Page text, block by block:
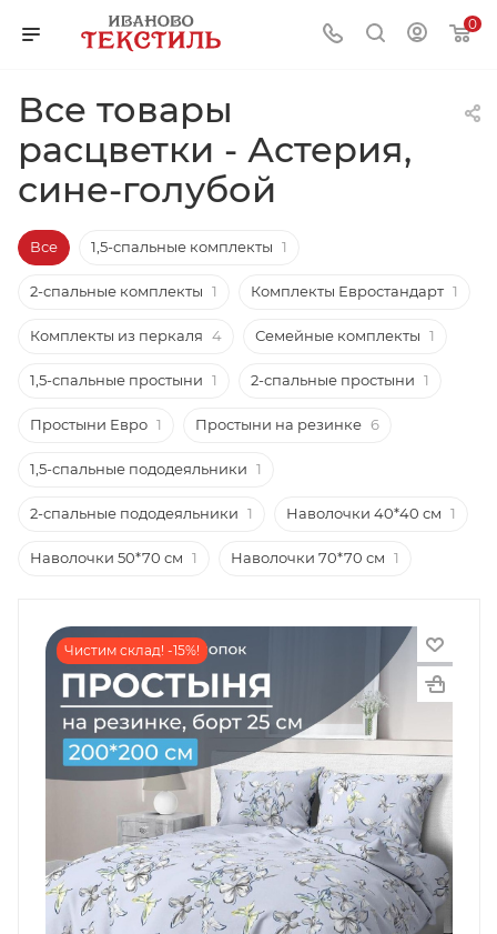
0
Все товары
расцветки - Астерия,
сине-голубой
Все 1,5-спальные комплекты 1
2-спальные комплекты 1 Комплекты Евростандарт 1
Комплекты из перкаля 4 Семейные комплекты 1
1,5-спальные простыни 1 2-спальные простыни 1
Простыни Евро 1 Простыни на резинке 6
1,5-спальные пододеяльники 1
2-спальные пододеяльники 1 Наволочки 40*40 см 1
Наволочки 50*70 см 1 Наволочки 70*70 см 1
Чистим склад! -15%!